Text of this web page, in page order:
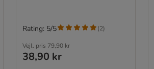
Vejl. pris 79,90 kr
38,90 kr
Rating: 5/5 (2)